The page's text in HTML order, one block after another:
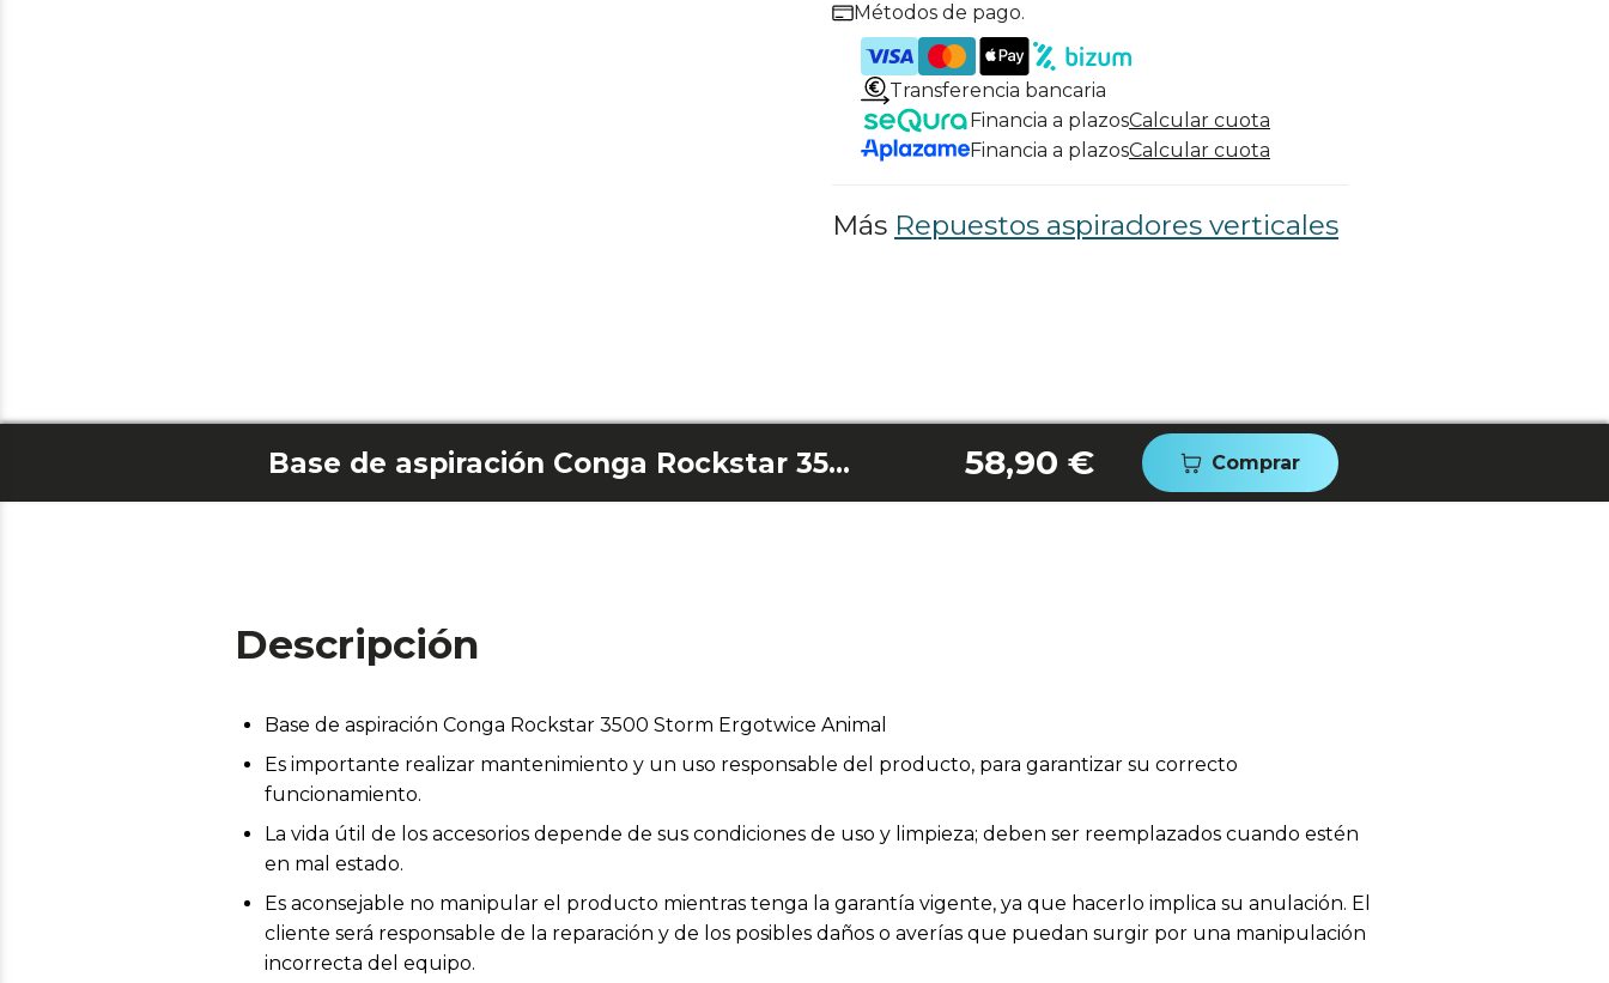
Métodos de pago.
Transferencia bancaria
Financia a plazosCalcular cuota
Financia a plazosCalcular cuota
Más Repuestos aspiradores verticales
Base de aspiración Conga Rockstar 3500 Storm Ergotwice Animal 58,90 € Comprar
Descripción
Base de aspiración Conga Rockstar 3500 Storm Ergotwice Animal
Es importante realizar mantenimiento y un uso responsable del producto, para garantizar su correcto
funcionamiento.
La vida útil de los accesorios depende de sus condiciones de uso y limpieza; deben ser reemplazados cuando estén
en mal estado.
Es aconsejable no manipular el producto mientras tenga la garantía vigente, ya que hacerlo implica su anulación. El
cliente será responsable de la reparación y de los posibles daños o averías que puedan surgir por una manipulación
incorrecta del equipo.